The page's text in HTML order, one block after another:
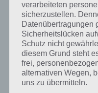
Ob in der Chemie, in der
Automobilindustrie oder in
Forschung sind ein
Innovationsfähigkeit eines
investieren gezielt in diesen
einrichten oder mit
diese Art der
Grundlagenforschung ist für
verarbeiteten
sicherzustellen.
Datenübertragungen
Sicherheitslücken
Schutz nicht
diesem Grund steht
frei,
alternativen Wegen,
uns zu übermitteln.